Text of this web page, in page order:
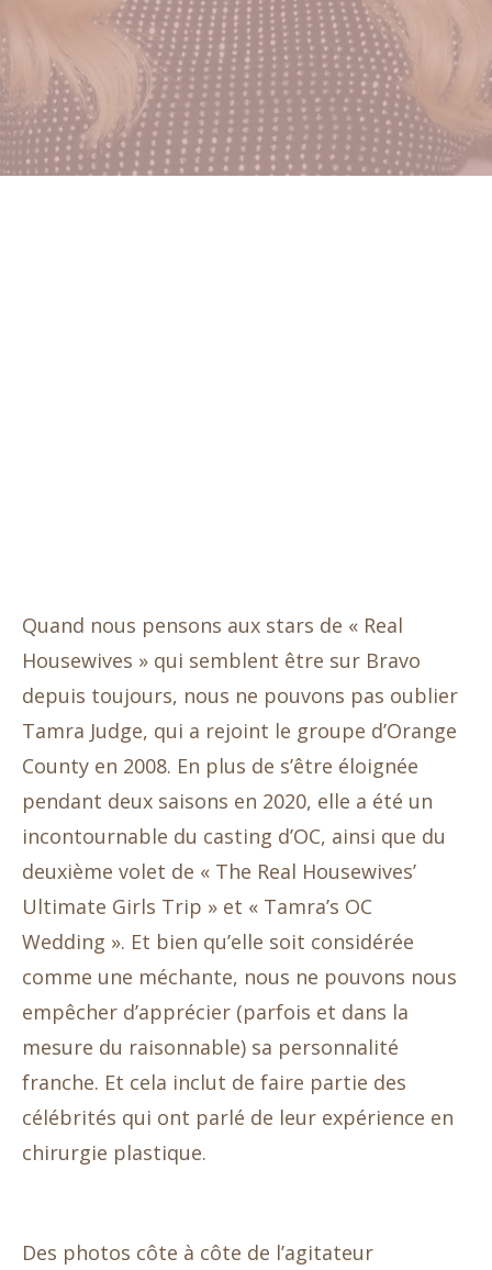
Quand nous pensons aux stars de « Real
Housewives » qui semblent être sur Bravo
depuis toujours, nous ne pouvons pas oublier
Tamra Judge, qui a rejoint le groupe d’Orange
County en 2008. En plus de s’être éloignée
pendant deux saisons en 2020, elle a été un
incontournable du casting d’OC, ainsi que du
deuxième volet de « The Real Housewives’
Ultimate Girls Trip » et « Tamra’s OC
Wedding ». Et bien qu’elle soit considérée
comme une méchante, nous ne pouvons nous
empêcher d’apprécier (parfois et dans la
mesure du raisonnable) sa personnalité
franche. Et cela inclut de faire partie des
célébrités qui ont parlé de leur expérience en
chirurgie plastique.
Des photos côte à côte de l’agitateur